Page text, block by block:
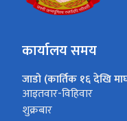
कार्यालय समय
जाडो (कार्तिक १६ देखि
आइतवार-विहिवार
शुक्रबार